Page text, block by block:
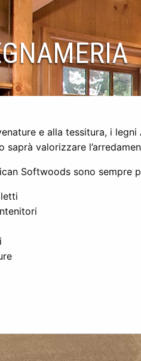
e alla tessitura, i
saprà valorizzare
Softwoods sono sempre